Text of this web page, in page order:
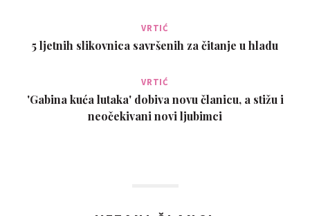
VRTIĆ
5 ljetnih slikovnica savršenih za čitanje u hladu
VRTIĆ
'Gabina kuća lutaka' dobiva novu članicu, a stižu i
neočekivani novi ljubimci